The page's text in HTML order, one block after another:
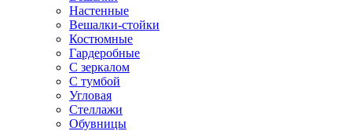
Настенные
Вешалки-стойки
Костюмные
Гардеробные
С зеркалом
С тумбой
Угловая
Стеллажи
Обувницы